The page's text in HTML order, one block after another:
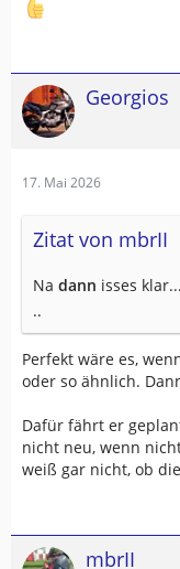
Georgios
17. Mai 2026
Zitat von mbrII
Na dann isses klar...
..
Perfekt wäre es,
oder so ähnlich.
Dafür fährt er
nicht neu, wenn
weiß gar nicht, ob
mbrII